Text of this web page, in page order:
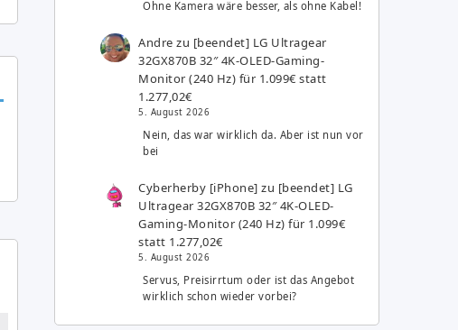
Ohne Kamera wäre besser, als ohne Kabel!
Andre zu [beendet] LG Ultragear
32GX870B 32″ 4K-OLED-Gaming-
Monitor (240 Hz) für 1.099€ statt
1.277,02€
5. August 2026
Nein, das war wirklich da. Aber ist nun vor
bei
Cyberherby [iPhone] zu [beendet] LG
Ultragear 32GX870B 32″ 4K-OLED-
Gaming-Monitor (240 Hz) für 1.099€
statt 1.277,02€
5. August 2026
Servus, Preisirrtum oder ist das Angebot
wirklich schon wieder vorbei?